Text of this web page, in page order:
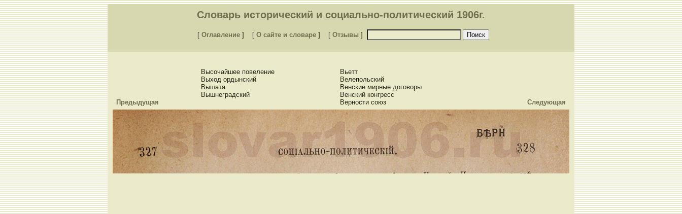
Словарь исторический и социально-политический 1906г.
[ Оглавление] [ О сайте и словаре] [ Отзывы ]
Высочайшее повеление
Выход ордынский
Вышата
Вышнеградский
Вьетт
Велепольский
Венские мирные договоры
Венский конгресс
Верности союз
Предыдущая Следующая